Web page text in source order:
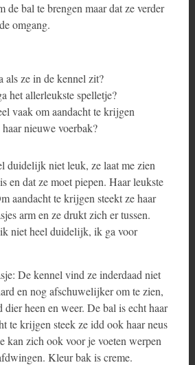
de bal te brengen maar dat ze verder
omgang.
als ze in de kennel zit?
het allerleukste spelletje?
vaak om aandacht te krijgen
nieuwe voerbak?
duidelijk niet leuk, ze laat me zien
en dat ze moet piepen. Haar leukste
aandacht te krijgen steekt ze haar
arm en ze drukt zich er tussen.
niet heel duidelijk, ik ga voor
De kennel vind ze inderdaad niet
en nog afschuwelijker om te zien,
heen en weer. De bal is echt haar
te krijgen steek ze idd ook haar neus
kan zich ook voor je voeten werpen
Kleur bak is creme.